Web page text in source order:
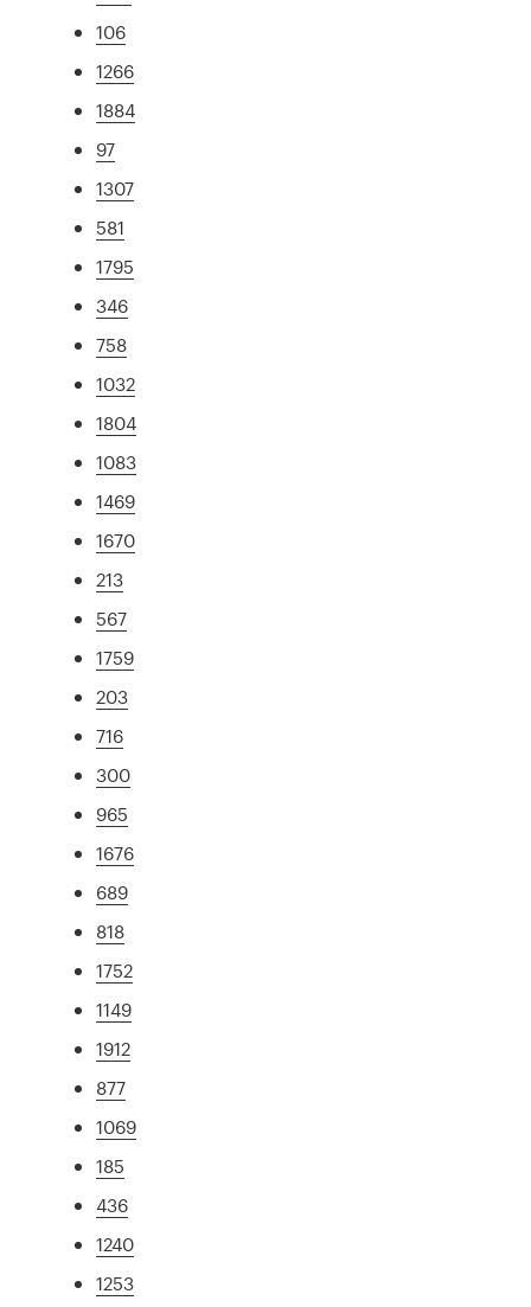
106
1266
1884
97
1307
581
1795
346
758
1032
1804
1083
1469
1670
213
567
1759
203
716
300
965
1676
689
818
1752
1149
1912
877
1069
185
436
1240
1253